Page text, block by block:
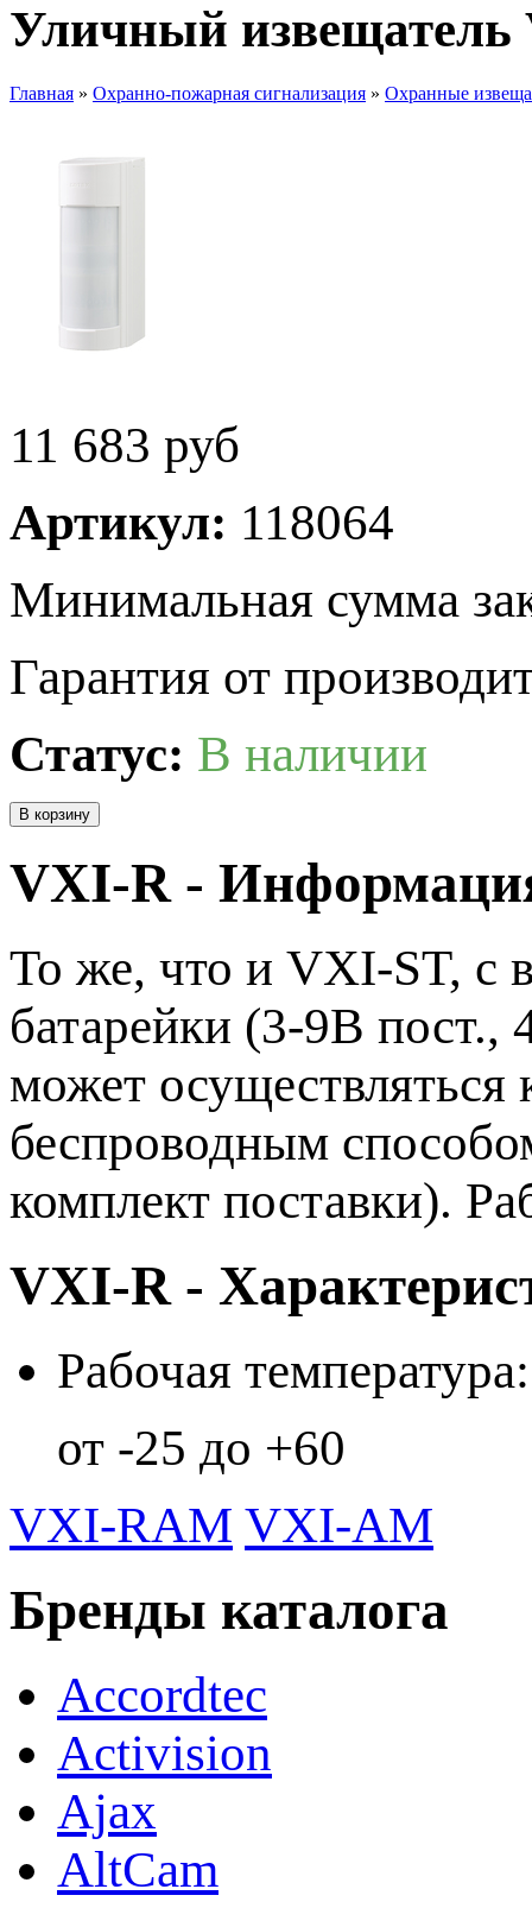
Уличный извещатель
Главная » Охранно-пожарная сигнализация » Охранные
11 683 руб
Артикул: 118064
Минимальная сумма
Гарантия от
Статус: В наличии
VXI-R -
То же, что и VXI-ST, с
батарейки (3-9В
может
беспроводным
комплект поставки).
VXI-R -
Рабочая температура:
от -25 до +60
VXI-RAM VXI-AM
Бренды каталога
Accordtec
Activision
Ajax
AltCam